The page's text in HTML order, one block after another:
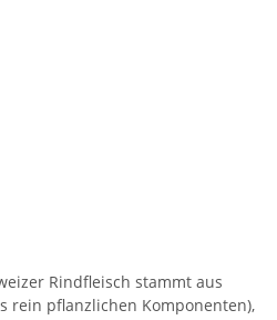
Rindfleisch stammt aus
rein pflanzlichen Komponenten),